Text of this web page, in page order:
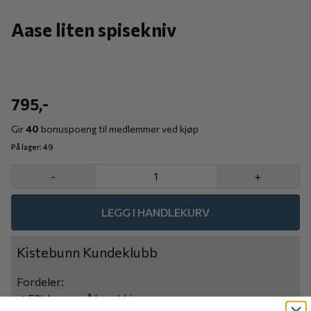
Aase liten spisekniv
795,-
Gir40 bonuspoeng til medlemmer ved kjøp
På lager: 49
- +
LEGG I HANDLEKURV
Kistebunn Kundeklubb
Fordeler:
✓ 5% bonus på hvert kjøp